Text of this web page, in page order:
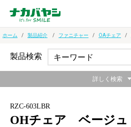
ホーム 製品紹介 ファニチャー OAチェア
RZC-603LBR
OHチェア ベージュ
製品検索
詳しく検索